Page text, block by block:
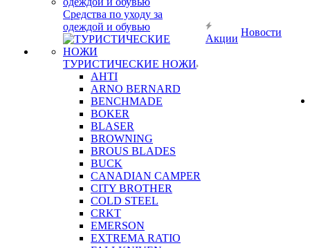
Средства по уходу за
одеждой и обувью
ТУРИСТИЧЕСКИЕ НОЖИ
AHTI
ARNO BERNARD
BENCHMADE
BOKER
BLASER
BROWNING
BROUS BLADES
BUCK
CANADIAN CAMPER
CITY BROTHER
COLD STEEL
CRKT
EMERSON
EXTREMA RATIO
Акции
Новости